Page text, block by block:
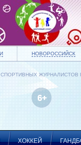
НОВОРОССИЙСК
ЖУРНАЛИСТОВ
ХОККЕЙ